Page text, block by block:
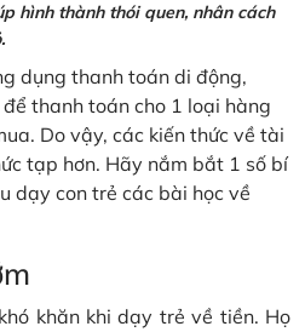
hình thành thói quen, nhân cách
dụng thanh toán di động,
thanh toán cho 1 loại hàng
Do vậy, các kiến thức về tài
tạp hơn. Hãy nắm bắt 1 số bí
dạy con trẻ các bài học về
khăn khi dạy trẻ về tiền. Họ